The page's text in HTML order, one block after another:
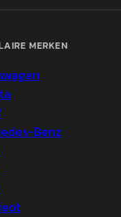
MERKEN
Benz